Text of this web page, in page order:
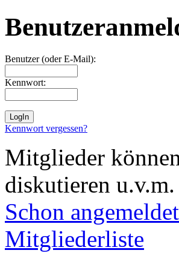
Benutzer (oder E-Mail):
Kennwort:
Kennwort vergessen?
Mitglieder
diskutieren u.v.m.
Schon
Mitgliederliste